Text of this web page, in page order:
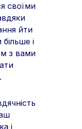
своїми
йти
і
з вами
і